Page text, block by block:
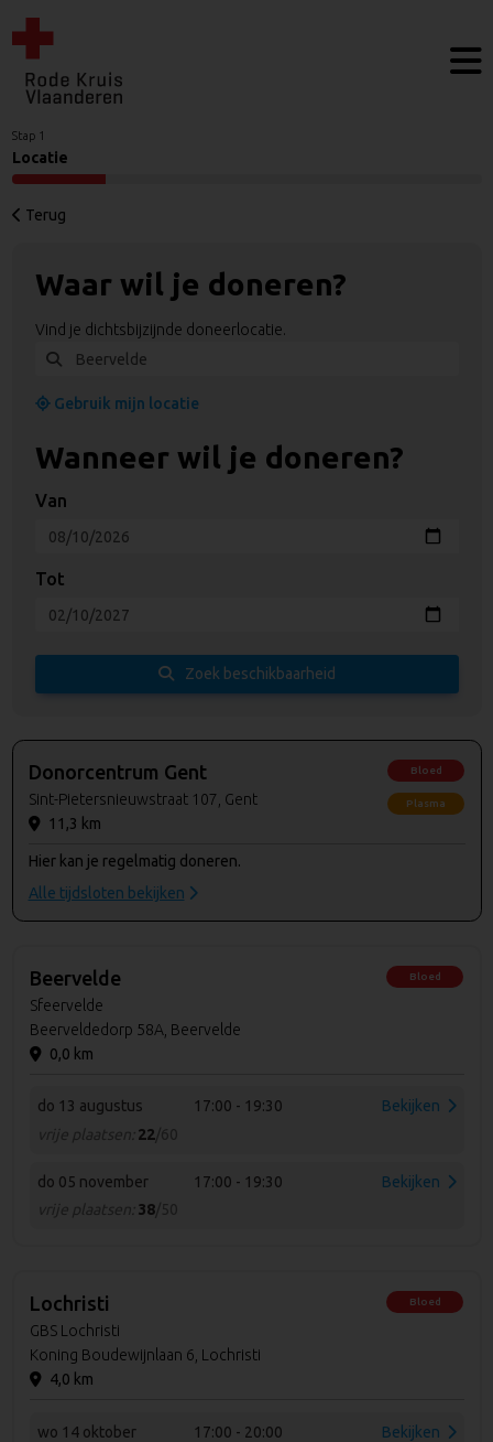
Stap 1
Locatie
Terug
Waar wil je doneren?
Vind je dichtsbijzijnde doneerlocatie.
Gebruik mijn locatie
Wanneer wil je doneren?
Van
Tot
Zoek beschikbaarheid
Donorcentrum Gent
Sint-Pietersnieuwstraat 107, Gent
11,3 km
Bloed
Plasma
Hier kan je regelmatig doneren.
Alle tijdsloten bekijken
Beervelde
Sfeervelde
Beerveldedorp 58A, Beervelde
0,0 km
Bloed
do 13 augustus
17:00 - 19:30
vrije plaatsen: 22/60
Bekijken
do 05 november
17:00 - 19:30
vrije plaatsen: 38/50
Bekijken
Lochristi
GBS Lochristi
Koning Boudewijnlaan 6, Lochristi
4,0 km
Bloed
wo 14 oktober
17:00 - 20:00
Bekijken